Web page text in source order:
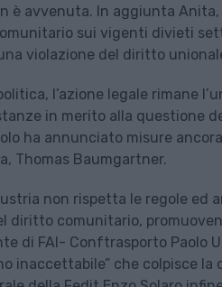
è avvenuta. In aggiunta
sui vigenti divieti
violazione del diritto
l’azione legale rimane
in merito alla questione
ha annunciato misure
Thomas Baumgartner.
non rispetta le regole
diritto comunitario,
di FAI- Conftrasporto Paolo
inaccettabile” che colpisce